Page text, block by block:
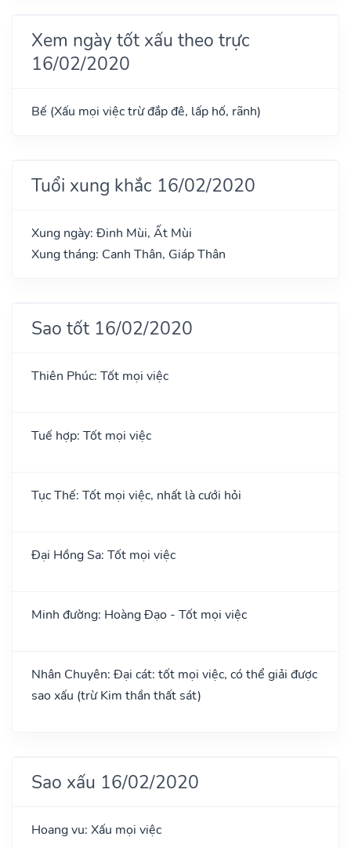
Xem ngày tốt xấu theo trực
16/02/2020
Bế (Xấu mọi việc trừ đắp đê, lấp hố, rãnh)
Tuổi xung khắc 16/02/2020
Xung ngày: Đinh Mùi, Ất Mùi
Xung tháng: Canh Thân, Giáp Thân
Sao tốt 16/02/2020
Thiên Phúc: Tốt mọi việc
Tuế hợp: Tốt mọi việc
Tục Thế: Tốt mọi việc, nhất là cưới hỏi
Đại Hồng Sa: Tốt mọi việc
Minh đường: Hoàng Đạo - Tốt mọi việc
Nhân Chuyên: Đại cát: tốt mọi việc, có thể giải được
sao xấu (trừ Kim thần thất sát)
Sao xấu 16/02/2020
Hoang vu: Xấu mọi việc